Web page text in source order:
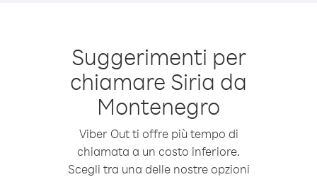
Suggerimenti per
chiamare Siria da
Montenegro
Viber Out ti offre più tempo di
chiamata a un costo inferiore.
Scegli tra una delle nostre opzioni